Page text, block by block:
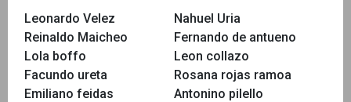
Leonardo Velez
Reinaldo Maicheo
Lola boffo
Facundo ureta
Emiliano feidas
Nahuel Uria
Fernando de antueno
Leon collazo
Rosana rojas ramoa
Antonino pilello